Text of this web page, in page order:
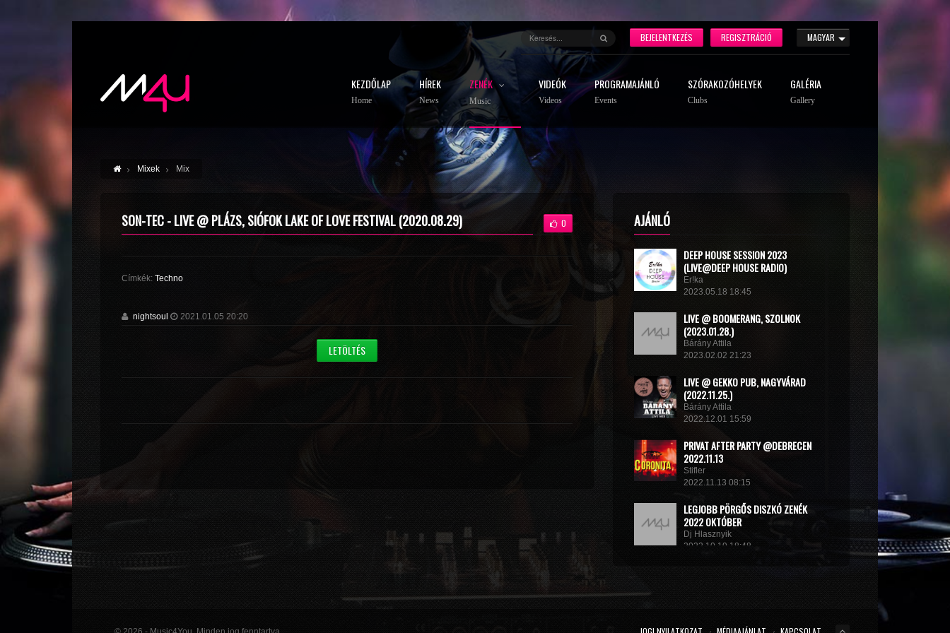
MAGYAR
REGISZTRÁCIÓ
BEJELENTKEZÉS
KEZDŐLAP
Home
HÍREK
News
ZENÉK
Music
VIDEÓK
Videos
PROGRAMAJÁNLÓ
Events
SZÓRAKOZÓHELYEK
Clubs
GALÉRIA
Gallery
Mixek Mix
SON-TEC - LIVE @ PLÁZS, SIÓFOK LAKE OF LOVE FESTIVAL (2020.08.29) 0
Címkék: Techno
nightsoul 2021.01.05 20:20
LETÖLTÉS
AJÁNLÓ
DEEP HOUSE SESSION 2023
(LIVE@DEEP HOUSE RADIO)
Er!ka
2023.05.18 18:45
LIVE @ BOOMERANG, SZOLNOK
(2023.01.28.)
Bárány Attila
2023.02.02 21:23
LIVE @ GEKKO PUB, NAGYVÁRAD
(2022.11.25.)
Bárány Attila
2022.12.01 15:59
PRIVAT AFTER PARTY @DEBRECEN
2022.11.13
Stifler
2022.11.13 08:15
LEGJOBB PÖRGŐS DISZKÓ ZENÉK
2022 OKTÓBER
Dj Hlasznyik
2022.10.19 18:48